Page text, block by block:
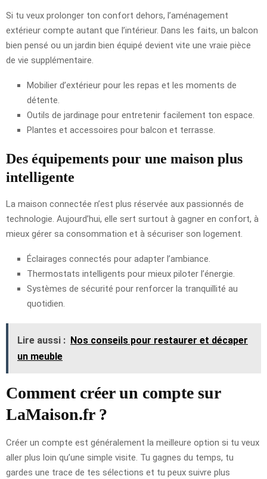
Si tu veux prolonger ton confort dehors, l’aménagement
extérieur compte autant que l’intérieur. Dans les faits, un balcon
bien pensé ou un jardin bien équipé devient vite une vraie pièce
de vie supplémentaire.
Mobilier d’extérieur pour les repas et les moments de
détente.
Outils de jardinage pour entretenir facilement ton espace.
Plantes et accessoires pour balcon et terrasse.
Des équipements pour une maison plus
intelligente
La maison connectée n’est plus réservée aux passionnés de
technologie. Aujourd’hui, elle sert surtout à gagner en confort, à
mieux gérer sa consommation et à sécuriser son logement.
Éclairages connectés pour adapter l’ambiance.
Thermostats intelligents pour mieux piloter l’énergie.
Systèmes de sécurité pour renforcer la tranquillité au
quotidien.
Lire aussi : Nos conseils pour restaurer et décaper
un meuble
Comment créer un compte sur
LaMaison.fr ?
Créer un compte est généralement la meilleure option si tu veux
aller plus loin qu’une simple visite. Tu gagnes du temps, tu
gardes une trace de tes sélections et tu peux suivre plus